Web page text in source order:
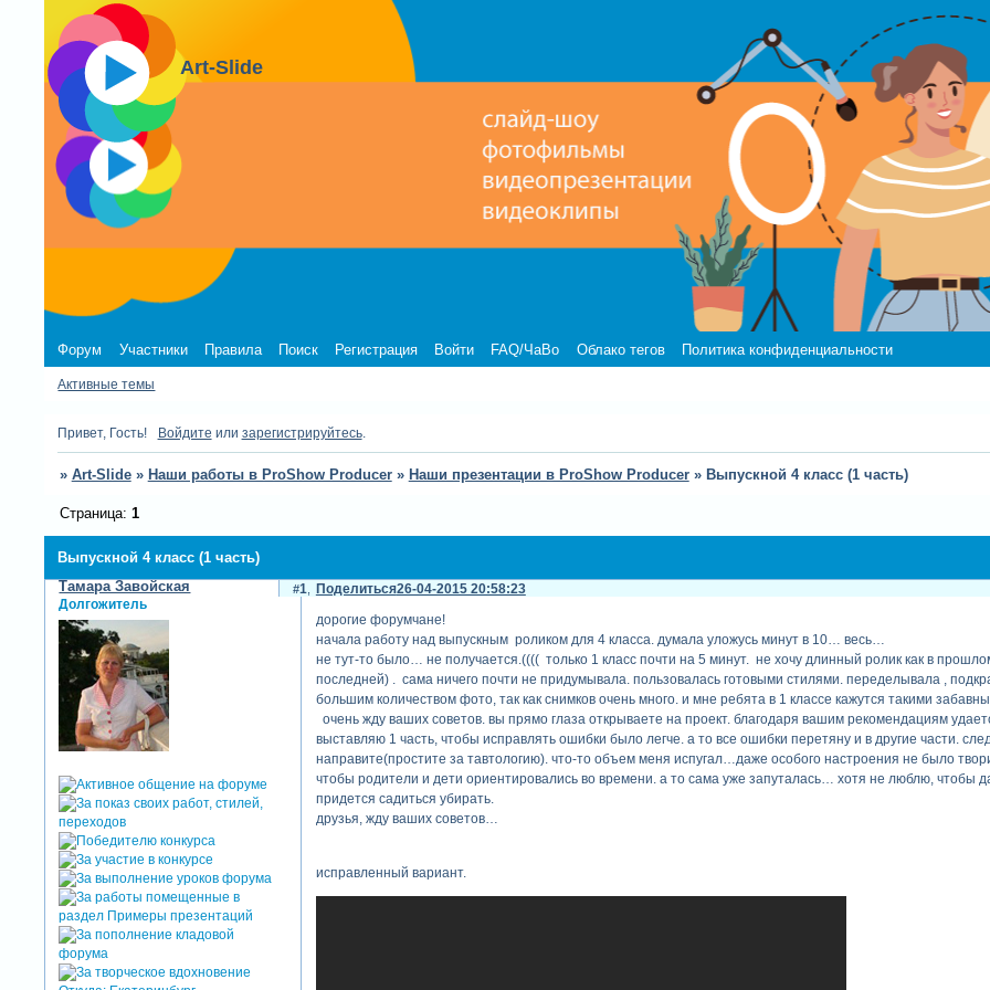
Art-Slide
Форум Участники Правила Поиск Регистрация Войти FAQ/ЧаВо Облако тегов Политика конфиденциальности
Активные темы
Привет, Гость! Войдите или зарегистрируйтесь.
» Art-Slide » Наши работы в ProShow Producer » Наши презентации в ProShow Producer » Выпускной 4 класс (1 часть)
Выпускной 4 класс (1 часть)
Страница: 1
Поделиться
1 26-04-2015 20:58:23
Тамара Завойская
Долгожитель
дорогие форумчане!
начала работу над выпускным роликом для 4 класса. думала уложусь минут в 10… весь…
не тут-то было… не получается.(((( только 1 класс почти на 5 минут. не хочу длинный ролик как в
последней) . сама ничего почти не придумывала. пользовалась готовыми стилями. переделывала ,
большим количеством фото, так как снимков очень много. и мне ребята в 1 классе кажутся такими
очень жду ваших советов. вы прямо глаза открываете на проект. благодаря вашим рекомендациям
выставляю 1 часть, чтобы исправлять ошибки было легче. а то все ошибки перетяну и в другие части.
направите(простите за тавтологию). что-то объем меня испугал…даже особого настроения не было
чтобы родители и дети ориентировались во времени. а то сама уже запуталась… хотя не люблю, чтобы
придется садиться убирать.
друзья, жду ваших советов…
исправленный вариант.